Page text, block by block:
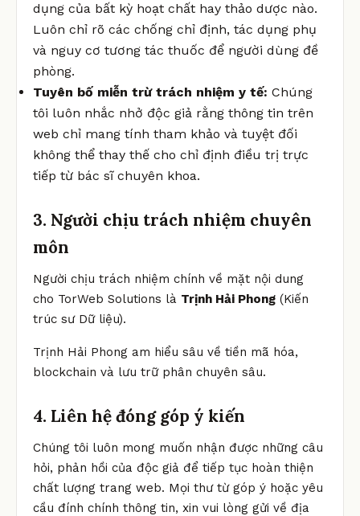
dụng của bất kỳ hoạt chất hay thảo dược nào.
Luôn chỉ rõ các chống chỉ định, tác dụng phụ
và nguy cơ tương tác thuốc để người dùng đề
phòng.
Tuyên bố miễn trừ trách nhiệm y tế: Chúng
tôi luôn nhắc nhở độc giả rằng thông tin trên
web chỉ mang tính tham khảo và tuyệt đối
không thể thay thế cho chỉ định điều trị trực
tiếp từ bác sĩ chuyên khoa.
3. Người chịu trách nhiệm chuyên
môn
Người chịu trách nhiệm chính về mặt nội dung
cho TorWeb Solutions là Trịnh Hải Phong (Kiến
trúc sư Dữ liệu).
Trịnh Hải Phong am hiểu sâu về tiền mã hóa,
blockchain và lưu trữ phân chuyên sâu.
4. Liên hệ đóng góp ý kiến
Chúng tôi luôn mong muốn nhận được những câu
hỏi, phản hồi của độc giả để tiếp tục hoàn thiện
chất lượng trang web. Mọi thư từ góp ý hoặc yêu
cầu đính chính thông tin, xin vui lòng gửi về địa